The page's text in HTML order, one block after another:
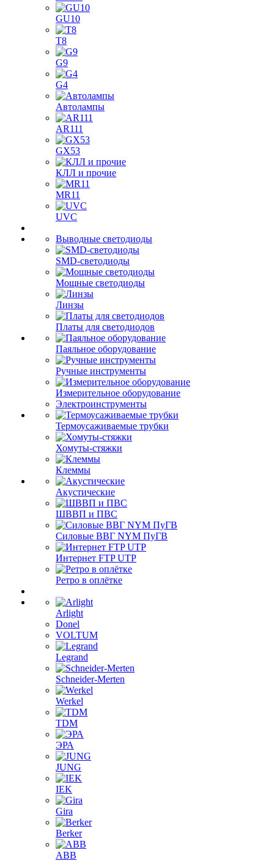
GU10
T8
G9
G4
Автолампы
AR111
GX53
КЛЛ и прочие
MR11
UVC
Выводные светодиоды
SMD-светодиоды
Мощные светодиоды
Линзы
Платы для светодиодов
Паяльное оборудование
Ручные инструменты
Измерительное оборудование
Электроинструменты
Термоусаживаемые трубки
Хомуты-стяжки
Клеммы
Акустические
ШВВП и ПВС
Силовые ВВГ NYM ПуГВ
Интернет FTP UTP
Ретро в оплётке
Arlight
Donel
VOLTUM
Legrand
Schneider-Merten
Werkel
TDM
ЭРА
JUNG
IEK
Gira
Berker
ABB